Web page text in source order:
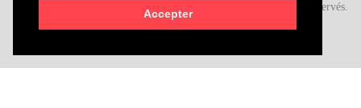
Accepter
Boutique en ligne Just Unik, entreprise individuelle. Tous droits réservés.
Dépôt de marque à l'INPI depuis 2015